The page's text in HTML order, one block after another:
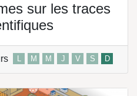
sur les traces
L M M J V S D